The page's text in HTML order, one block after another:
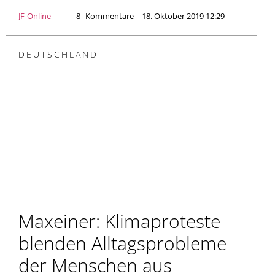
JF-Online 8 Kommentare – 18. Oktober 2019 12:29
DEUTSCHLAND
Maxeiner: Klimaproteste
blenden Alltagsprobleme
der Menschen aus